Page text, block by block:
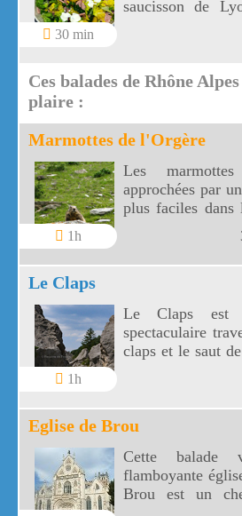
30 min
saucisson de
Ces balades de Rhône
plaire :
Marmottes de l'Orgère
1h
Les
approchées par
plus faciles
Vanoise. Les
visibles au
dessous des
Le Claps
1h
Le Claps est
spectaculaire
claps et le saut
Eglise de Brou
Cette balade
flamboyante
Brou est un